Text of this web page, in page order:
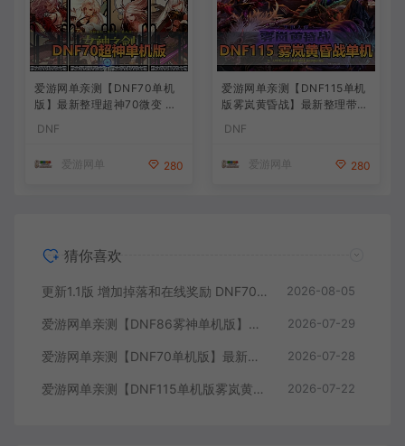
爱游网单亲测【DNF70单机
版】最新整理超神70微变 魂
内辅 异次元护石宝珠 未加密
教学
DNF
爱游网单 280
爱游网单亲测【DNF115单机
版雾岚黄昏战】最新整理带魔
鬼剑女格斗新模型 美神 雾岚
机一键端 视频安装教学
DNF
爱游网单 280
猜你喜欢
更新1.1版 增加掉落和在线奖励 DNF70星月侍魂联机版 新版技能 丰富异次元技能装备词条 护石 辟邪玉 皮肤外观 BUFF技能徽章 史诗装备特效徽章 技能宝珠等 在线点 装备靠爆 2026-08-05
爱游网单亲测【DNF86雾神单机版】最新整理宽屏 带内辅便捷 新技能 界面UI 大冰龙 新深渊副本 技能护石 虚拟机一键端 视频安装教学 2026-07-29
爱游网单亲测【DNF70单机版】最新整理超神70微变 魂图 异界 安图恩 四小龙 镶嵌 内辅 异次元护石宝珠 未加密PVF虚拟机一键端 视频安装教学 2026-07-28
爱游网单亲测【DNF115单机版雾岚黄昏战】最新整理带魔枪三职业 女鬼剑 女圣职者 男鬼剑女格斗新模型 美神 雾岚副本 太初装备 快捷内辅 虚拟机一键端 视频安装教学 2026-07-22